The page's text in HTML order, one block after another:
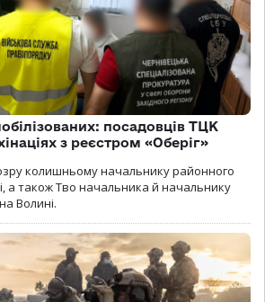
посадовців ТЦК
з реєстром «Оберіг»
колишньому начальнику районного
а також Тво начальника й начальнику
Волині.